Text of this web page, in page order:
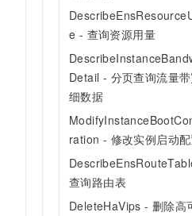
e - 查询资源用量
Detail - 分页查询流量
细数据
ration - 修改实例启动
查询路由表
DeleteHaVips - 删除高
人工智能与机器学习
网络与CDN
大数据
现代化应用